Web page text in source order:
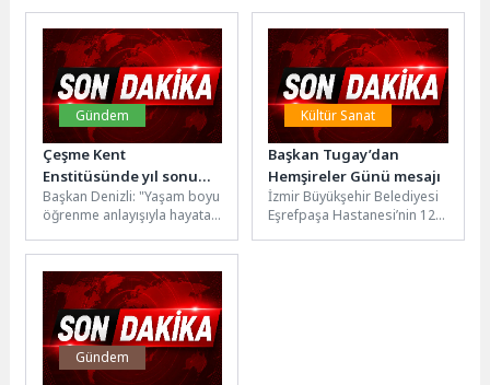
programı ‘Araba SOS’, her
zamankinden daha iddialı...
masası ve 180...
Gündem
Çeşme Kent
Enstitüsünde yıl sonu
heyecanı
Başkan Denizli: "Yaşam boyu
öğrenme anlayışıyla hayata
Enstitümüz, bu yıl 1100
komşumuza eğitim...
Kültür Sanat
Başkan Tugay’dan
Hemşireler Günü mesajı
İzmir Büyükşehir Belediyesi
Eşrefpaşa Hastanesi’nin 12
Gündem